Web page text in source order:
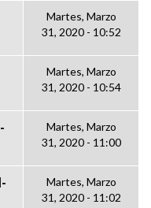
Martes, Marzo
31, 2020 - 10:52
Martes, Marzo
31, 2020 - 10:54
Martes, Marzo
31, 2020 - 11:00
Martes, Marzo
31, 2020 - 11:02